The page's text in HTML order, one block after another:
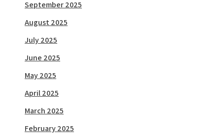
September 2025
August 2025
July 2025
June 2025
May 2025
April 2025
March 2025
February 2025